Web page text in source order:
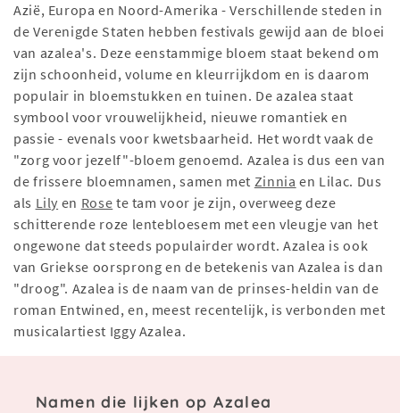
Azië, Europa en Noord-Amerika - Verschillende steden in
de Verenigde Staten hebben festivals gewijd aan de bloei
van azalea's. Deze eenstammige bloem staat bekend om
zijn schoonheid, volume en kleurrijkdom en is daarom
populair in bloemstukken en tuinen. De azalea staat
symbool voor vrouwelijkheid, nieuwe romantiek en
passie - evenals voor kwetsbaarheid. Het wordt vaak de
"zorg voor jezelf"-bloem genoemd. Azalea is dus een van
de frissere bloemnamen, samen met Zinnia en Lilac. Dus
als Lily en Rose te tam voor je zijn, overweeg deze
schitterende roze lentebloesem met een vleugje van het
ongewone dat steeds populairder wordt. Azalea is ook
van Griekse oorsprong en de betekenis van Azalea is dan
"droog". Azalea is de naam van de prinses-heldin van de
roman Entwined, en, meest recentelijk, is verbonden met
musicalartiest Iggy Azalea.
Namen die lijken op Azalea